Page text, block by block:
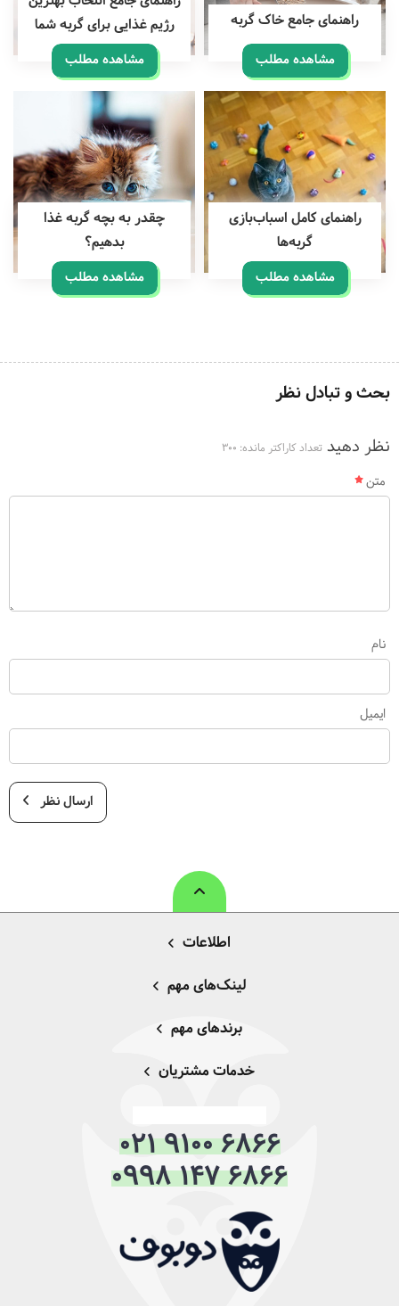
راهنمای جامع خاک گربه
مشاهده مطلب
رژیم غذایی برای گربه شما
مشاهده مطلب
راهنمای کامل اسباب‌بازی
گربه‌ها
مشاهده مطلب
چقدر به بچه گربه غذا
بدهیم؟
مشاهده مطلب
بحث و تبادل نظر
نظر دهید تعداد کاراکتر مانده: 300
متن
نام
ایمیل
ارسال نظر
اطلاعات
لینک‌های مهم
برندهای مهم
خدمات مشتریان
021 9100 6866
0998 147 6866